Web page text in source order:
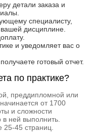
детали заказа и
специалисту,
дисциплине.
и уведомляет вас о
готовый отчет.
по практике?
преддипломной или
от 1700
и сложности
в ней выполнить.
45 страниц.